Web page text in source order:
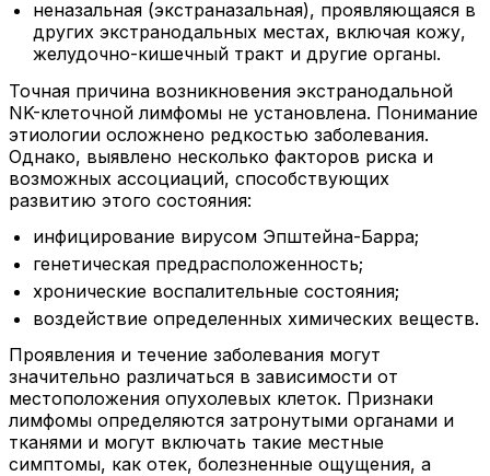
неназальная (экстраназальная), проявляющаяся в
других экстранодальных местах, включая кожу,
желудочно-кишечный тракт и другие органы.
Точная причина возникновения экстранодальной
NK-клеточной лимфомы не установлена. Понимание
этиологии осложнено редкостью заболевания.
Однако, выявлено несколько факторов риска и
возможных ассоциаций, способствующих
развитию этого состояния:
инфицирование вирусом Эпштейна-Барра;
генетическая предрасположенность;
хронические воспалительные состояния;
воздействие определенных химических веществ.
Проявления и течение заболевания могут
значительно различаться в зависимости от
местоположения опухолевых клеток. Признаки
лимфомы определяются затронутыми органами и
тканями и могут включать такие местные
симптомы, как отек, болезненные ощущения, а